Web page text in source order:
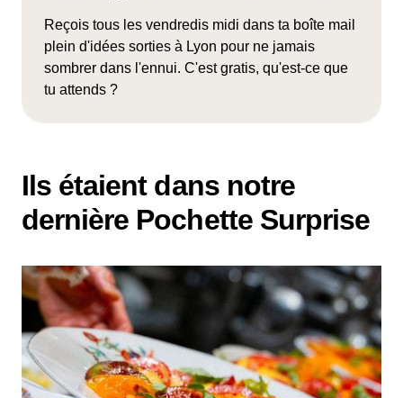
Reçois tous les vendredis midi dans ta boîte mail
plein d'idées sorties à Lyon pour ne jamais
sombrer dans l'ennui. C'est gratis, qu'est-ce que
tu attends ?
Ils étaient dans notre
dernière Pochette Surprise